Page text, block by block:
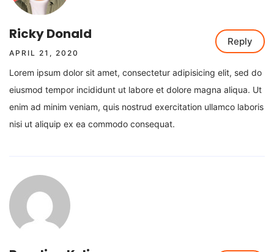
Ricky Donald
APRIL 21, 2020
Reply
Lorem ipsum dolor sit amet, consectetur adipisicing elit, sed do
eiusmod tempor incididunt ut labore et dolore magna aliqua. Ut
enim ad minim veniam, quis nostrud exercitation ullamco laboris
nisi ut aliquip ex ea commodo consequat.